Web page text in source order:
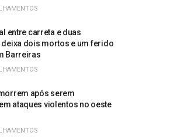
entre carreta e duas
dois mortos e um ferido
Barreiras
após serem
ataques violentos no oeste